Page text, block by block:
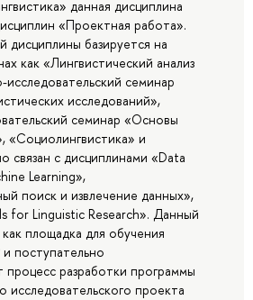
данная дисциплина
«Проектная работа».
дисциплины базируется на
как «Лингвистический анализ
исследовательский семинар
исследований»,
семинар «Основы
«Социолингвистика» и
связан с дисциплинами «Data
Learning»,
поиск и извлечение данных»,
for Linguistic Research». Данный
площадка для обучения
поступательно
процесс разработки программы
исследовательского проекта